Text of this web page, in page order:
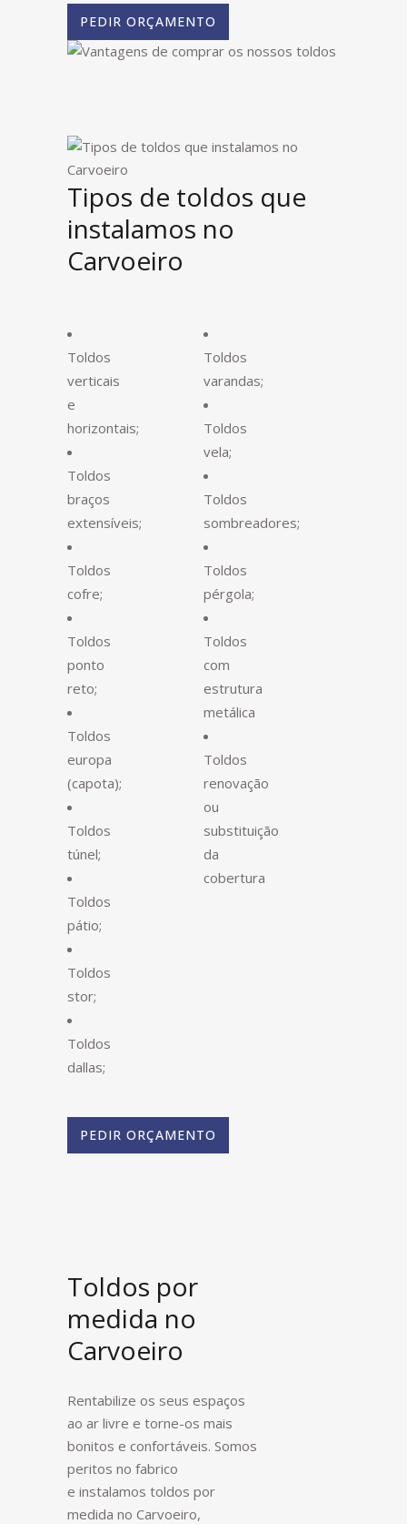
PEDIR ORÇAMENTO
Tipos de toldos que
instalamos no
Carvoeiro
Toldos
verticais
e
horizontais;
Toldos
braços
extensíveis;
Toldos
cofre;
Toldos
ponto
reto;
Toldos
europa
(capota);
Toldos
túnel;
Toldos
pátio;
Toldos
stor;
Toldos
dallas;
Toldos
varandas;
Toldos
vela;
Toldos
sombreadores;
Toldos
pérgola;
Toldos
com
estrutura
metálica
Toldos
renovação
ou
substituição
da
cobertura
PEDIR ORÇAMENTO
Toldos por
medida no
Carvoeiro
Rentabilize os seus espaços
ao ar livre e torne-os mais
bonitos e confortáveis. Somos
peritos no fabrico
e instalamos toldos por
medida no Carvoeiro,